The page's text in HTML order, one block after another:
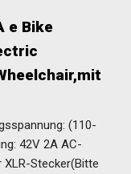
e Bike
(110-
42V 2A AC-
XLR-Stecker(Bitte